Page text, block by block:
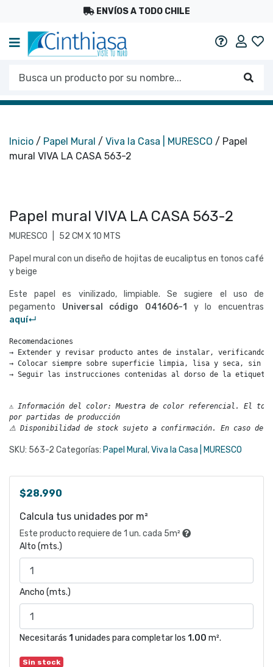
ENVÍOS A TODO CHILE
Mi
Busca un producto por su nombre...
Inicio / Papel Mural / Viva la Casa | MURESCO / Papel
mural VIVA LA CASA 563-2
Papel mural VIVA LA CASA 563-2
MURESCO 52 CM X 10 MTS
Papel mural con un diseño de hojitas de eucaliptus en tonos café
y beige
Este papel es vinilizado, limpiable. Se sugiere el uso de
pegamento Universal código 041606-1
y lo encuentras
aquí↵
Recomendaciones
→ Extender y revisar producto antes de instalar, verificando
→ Colocar siempre sobre superficie limpia, lisa y seca, sin
→ Seguir las instrucciones contenidas al dorso de la etiqueta.
⚠ Información del color: Muestra de color referencial. El
por partidas de producción
⚠ Disponibilidad de stock sujeto a confirmación. En caso de
SKU: 563-2 Categorías: Papel Mural ,Viva la Casa | MURESCO
$28.990
Calcula tus unidades por m²
Este producto requiere de 1 un. cada 5m²
Alto (mts.)
Ancho (mts.)
Necesitarás 1 unidades para completar los 1.00 m².
Sin stock